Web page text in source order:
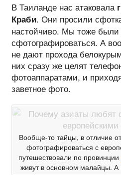
В Таиланде нас атаковала
Краби. Они просили
настойчиво. Мы тоже
сфотографироваться. А
не дают прохода
них сразу же целят
фотоаппаратами, и
заветное фото.
Вообще-то тайцы, в отличие
фотографироваться с
путешествовали по провинции
живут в основном малайцы. А